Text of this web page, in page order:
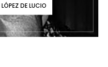
DE LUCIO